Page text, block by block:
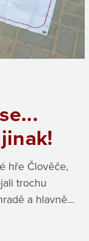
hře Člověče,
trochu
a hlavně...